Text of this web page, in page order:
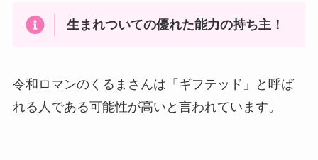
生まれついての優れた能力の持ち主！
令和ロマンのくるまさんは「ギフテッド」と呼ば
れる人である可能性が高いと言われています。